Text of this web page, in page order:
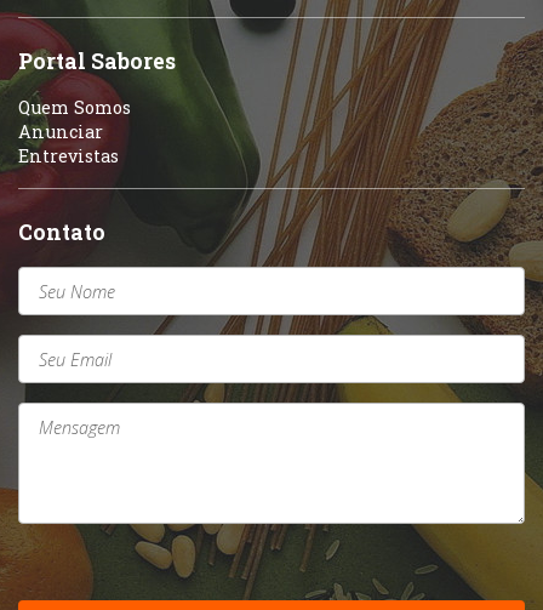
Sobremesas e sorvetes
Portal Sabores
Quem Somos
Anunciar
Entrevistas
Contato